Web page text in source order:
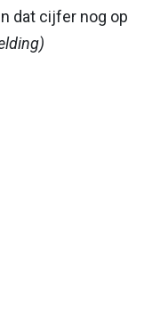
dat cijfer nog op